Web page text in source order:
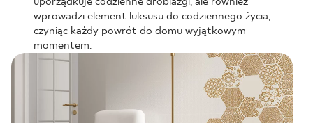
wprowadzi element luksusu do codziennego życia,
czyniąc każdy powrót do domu wyjątkowym
momentem.